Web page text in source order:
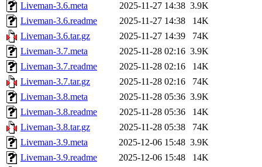
Liveman-3.6.meta
2025-11-27 14:38 3.9K
Liveman-3.6.readme
2025-11-27 14:38
14K
Liveman-3.6.tar.gz
2025-11-27 14:39
74K
Liveman-3.7.meta
2025-11-28 02:16 3.9K
Liveman-3.7.readme
2025-11-28 02:16
14K
Liveman-3.7.tar.gz
2025-11-28 02:16
74K
Liveman-3.8.meta
2025-11-28 05:36 3.9K
Liveman-3.8.readme
2025-11-28 05:36
14K
Liveman-3.8.tar.gz
2025-11-28 05:38
74K
Liveman-3.9.meta
2025-12-06 15:48 3.9K
Liveman-3.9.readme
2025-12-06 15:48
14K